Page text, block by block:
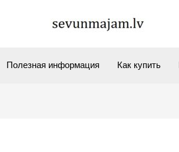
Полезная информация Как купить